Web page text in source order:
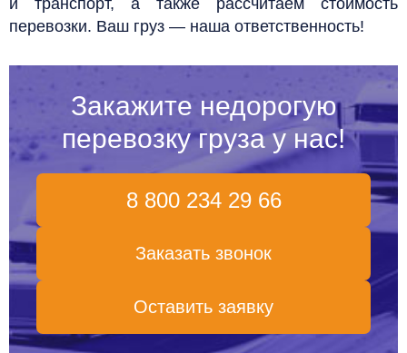
перевозки. Ваш груз — наша ответственность!
Закажите недорогую
перевозку груза у нас!
8 800 234 29 66
Заказать звонок
Оставить заявку